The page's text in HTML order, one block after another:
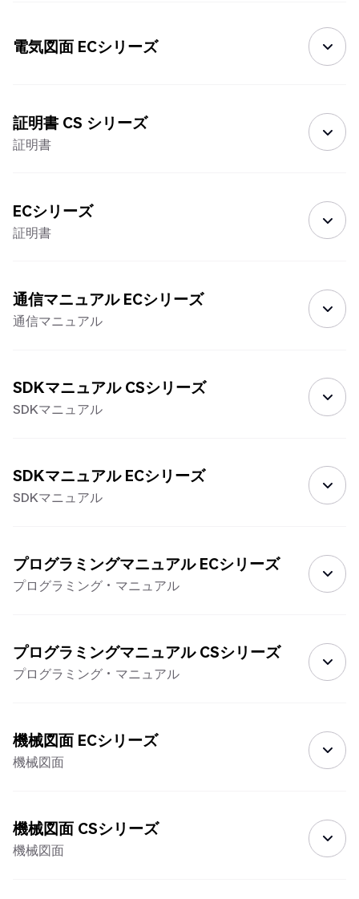
電気図面 ECシリーズ
証明書 CS シリーズ
証明書
ECシリーズ
証明書
通信マニュアル ECシリーズ
通信マニュアル
SDKマニュアル CSシリーズ
SDKマニュアル
SDKマニュアル ECシリーズ
SDKマニュアル
プログラミングマニュアル ECシリーズ
プログラミング・マニュアル
プログラミングマニュアル CSシリーズ
プログラミング・マニュアル
機械図面 ECシリーズ
機械図面
機械図面 CSシリーズ
機械図面